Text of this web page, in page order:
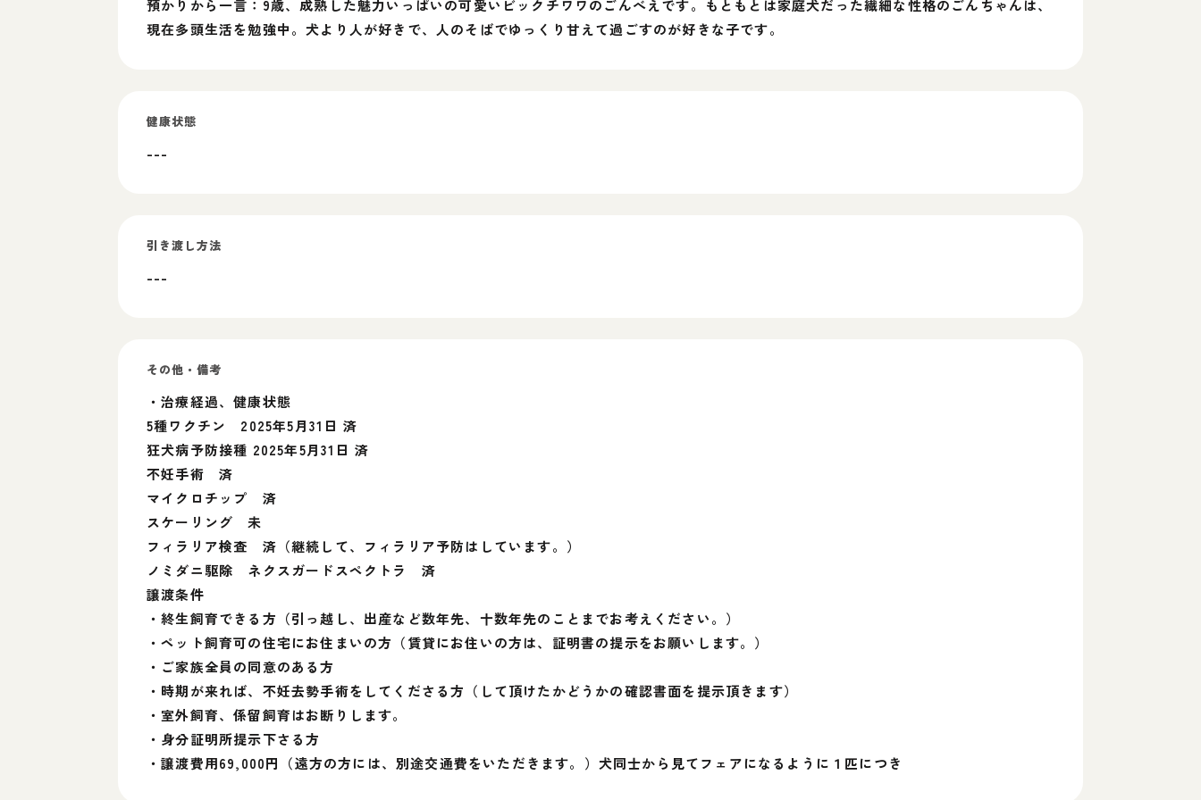
預かりから一言：9歳、成熟した魅力いっぱいの可愛いビックチワワのごんべえです。もともとは家庭犬だった繊細な性格のごんちゃんは、
現在多頭生活を勉強中。犬より人が好きで、人のそばでゆっくり甘えて過ごすのが好きな子です。
健康状態
---
引き渡し方法
---
その他・備考
・治療経過、健康状態
5種ワクチン 2025年5月31日 済
狂犬病予防接種 2025年5月31日 済
不妊手術 済
マイクロチップ 済
スケーリング 未
フィラリア検査 済（継続して、フィラリア予防はしています。）
ノミダニ駆除 ネクスガードスペクトラ 済
譲渡条件
・終生飼育できる方（引っ越し、出産など数年先、十数年先のことまでお考えください。）
・ペット飼育可の住宅にお住まいの方（賃貸にお住いの方は、証明書の提示をお願いします。）
・ご家族全員の同意のある方
・時期が来れば、不妊去勢手術をしてくださる方（して頂けたかどうかの確認書面を提示頂きます）
・室外飼育、係留飼育はお断りします。
・身分証明所提示下さる方
・譲渡費用69,000円（遠方の方には、別途交通費をいただきます。）犬同士から見てフェアになるように１匹につき